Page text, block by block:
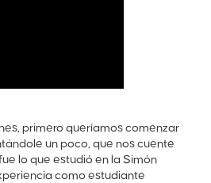
primero queríamos comenzar
un poco, que nos cuente
lo que estudió en la Simón
como estudiante